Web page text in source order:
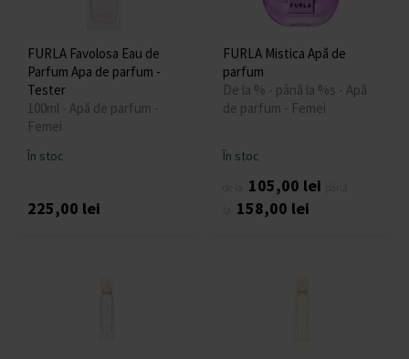
FURLA Favolosa Eau de
Parfum Apa de parfum -
Tester
100ml - Apă de parfum -
Femei
În stoc
225,00 lei
FURLA Mistica Apă de
parfum
De la % - până la %s - Apă
de parfum - Femei
În stoc
105,00 lei
158,00 lei